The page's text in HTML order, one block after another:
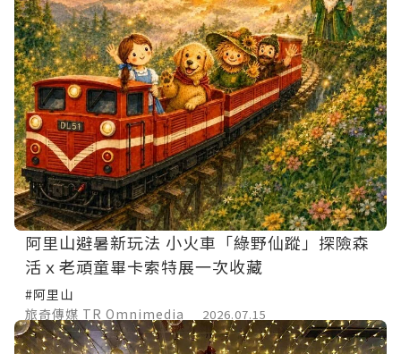
阿里山避暑新玩法 小火車「綠野仙蹤」探險森
活ｘ老頑童畢卡索特展一次收藏
#阿里山
旅奇傳媒 TR Omnimedia
2026.07.15